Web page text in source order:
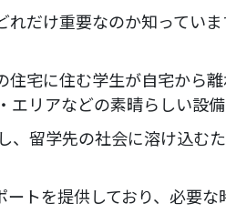
だけ重要なのか知ってい
宅に住む学生が自宅から
リアなどの素晴らしい設備
、留学先の社会に溶け込む
トを提供しており、必要